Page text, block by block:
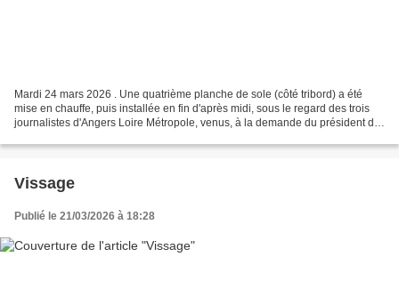
Mardi 24 mars 2026 . Une quatrième planche de sole (côté tribord) a été
mise en chauffe, puis installée en fin d'après midi, sous le regard des trois
journalistes d'Angers Loire Métropole, venus, à la demande du président de
Vissage
Publié le 21/03/2026 à 18:28